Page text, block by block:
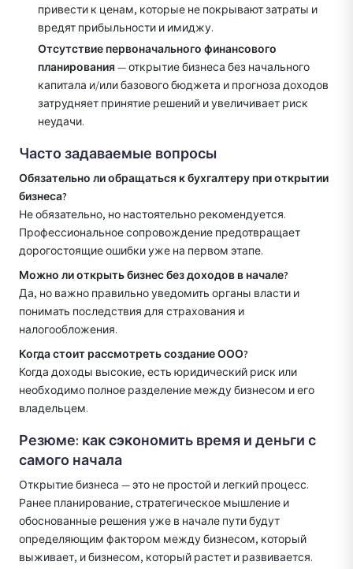
привести к ценам, которые не покрывают затраты и
вредят прибыльности и имиджу.
Отсутствие первоначального финансового
планирования— открытие бизнеса без начального
капитала и/или базового бюджета и прогноза доходов
затрудняет принятие решений и увеличивает риск
неудачи.
Часто задаваемые вопросы
Обязательно ли обращаться к бухгалтеру при открытии
бизнеса?
Не обязательно, но настоятельно рекомендуется.
Профессиональное сопровождение предотвращает
дорогостоящие ошибки уже на первом этапе.
Можно ли открыть бизнес без доходов в начале?
Да, но важно правильно уведомить органы власти и
понимать последствия для страхования и
налогообложения.
Когда стоит рассмотреть создание ООО?
Когда доходы высокие, есть юридический риск или
необходимо полное разделение между бизнесом и его
владельцем.
Резюме: как сэкономить время и деньги с
самого начала
Открытие бизнеса — это не простой и легкий процесс.
Ранее планирование, стратегическое мышление и
обоснованные решения уже в начале пути будут
определяющим фактором между бизнесом, который
выживает, и бизнесом, который растет и развивается.